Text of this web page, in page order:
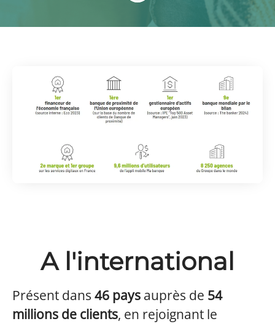
A l'international
Présent dans 46 pays auprès de 54
millions de clients, en rejoignant le